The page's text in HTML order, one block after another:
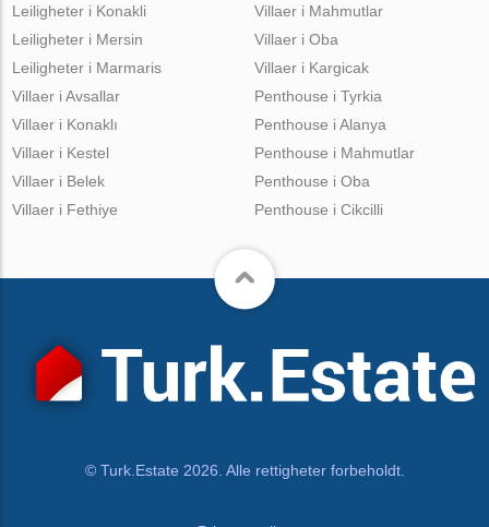
Leiligheter i Konakli
Leiligheter i Mersin
Leiligheter i Marmaris
Villaer i Mahmutlar
Villaer i Oba
Villaer i Kargicak
Villaer i Avsallar
Villaer i Konaklı
Villaer i Kestel
Villaer i Belek
Villaer i Fethiye
Penthouse i Tyrkia
Penthouse i Alanya
Penthouse i Mahmutlar
Penthouse i Oba
Penthouse i Cikcilli
© Turk.Estate 2026. Alle rettigheter forbeholdt.